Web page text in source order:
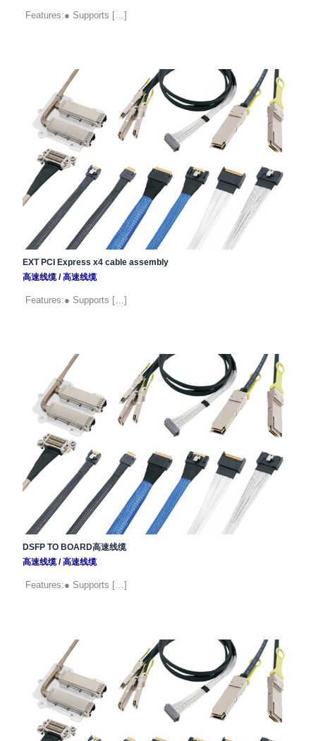
Features:● Supports […]
EXT PCI Express x4 cable assembly
高速线缆/高速线缆
Features:● Supports […]
DSFP TO BOARD高速线缆
高速线缆/高速线缆
Features:● Supports […]